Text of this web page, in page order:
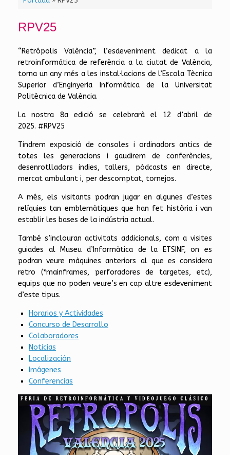
RPV25
“Retrópolis València”, l’esdeveniment dedicat a la
retroinformática de referència a la ciutat de València,
torna un any més a les instal·lacions de l’Escola Tècnica
Superior d’Enginyeria Informàtica de la Universitat
Politècnica de València.
La nostra 8a edició se celebrarà el 12 d’abril de
2025. #RPV25
Tindrem exposició de consoles i ordinadors antics de
totes les generacions i gaudirem de conferències,
desenrotlladors indies, tallers, pòdcasts en directe,
mercat ambulant i, per descomptat, tornejos.
A més, els visitants podran jugar en algunes d’estes
relíquies tan emblemàtiques que han fet història i van
establir les bases de la indústria actual.
També s’inclouran activitats addicionals, com a visites
guiades al Museu d’Informàtica de la ETSINF, on es
podran veure màquines anteriors al que es considera
retro (*mainframes, perforadores de targetes, etc),
equips que no poden veure’s en cap altre esdeveniment
d’este tipus.
Horarios y Actividades
Concurso de Desarrollo
Colaboradores
Noticias
Localización
Imágenes
Conferencias